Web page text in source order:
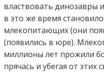
властвовать динозавры
в это же время
млекопитающих (они
(появились в юре).
миллионы лет прожили
прячась и убегая от